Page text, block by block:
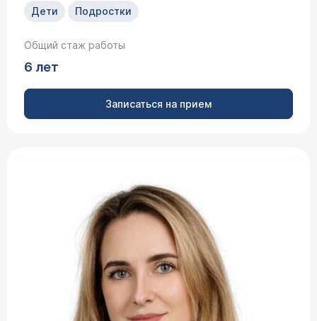
Дети Подростки
Общий стаж работы
6 лет
Записаться на прием